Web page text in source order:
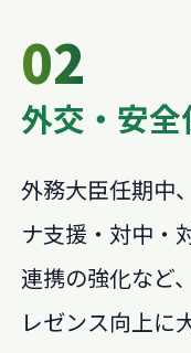
02
外交・安
外務大臣任期中
ナ支援・対中・
連携の強化など
レゼンス向上に